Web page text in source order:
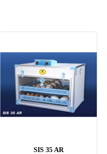
SIS 35 AR